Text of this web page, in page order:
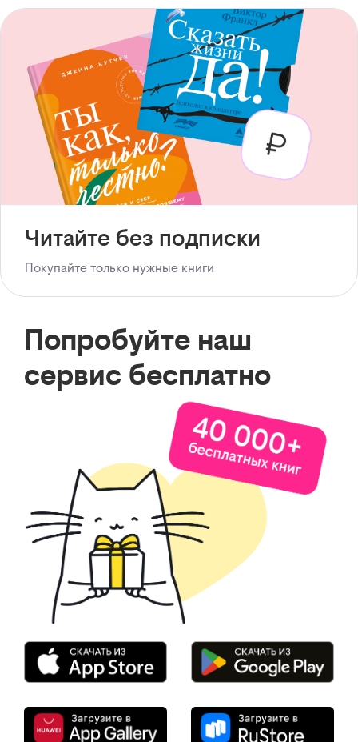
Читайте без подписки
Покупайте только нужные книги
Попробуйте наш
сервис бесплатно